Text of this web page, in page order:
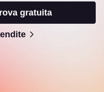
gratuita